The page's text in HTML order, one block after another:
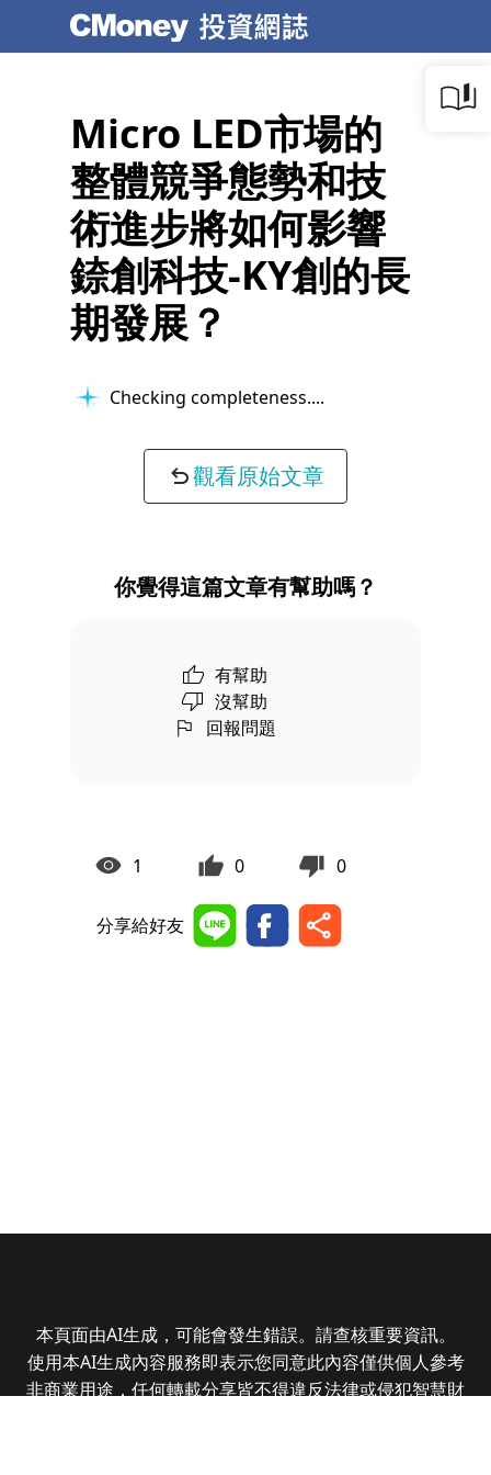
Micro LED市場的
整體競爭態勢和技
術進步將如何影響
錼創科技-KY創的長
期發展？
Checking completeness...
觀看原始文章
你覺得這篇文章有幫助嗎？
有幫助
沒幫助
回報問題
1 0 0
分享給好友
本頁面由AI生成，可能會發生錯誤。請查核重要資訊。
使用本AI生成內容服務即表示您同意此內容僅供個人參考
非商業用途，任何轉載分享皆不得違反法律或侵犯智慧財